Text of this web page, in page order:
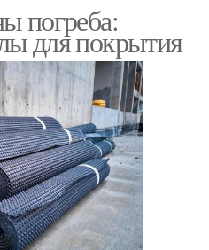
погреба:
для покрытия